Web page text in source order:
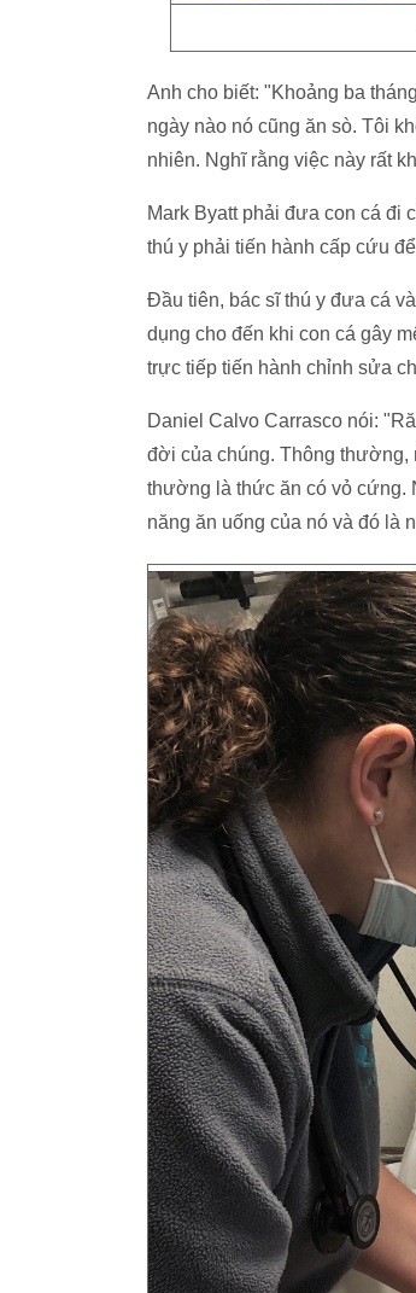
Anh cho biết: "Khoảng ba
ngày nào nó cũng ăn sò. Tôi
nhiên. Nghĩ rằng việc này rất
Mark Byatt phải đưa con cá đi
thú y phải tiến hành cấp cứu
Đầu tiên, bác sĩ thú y đưa cá
dụng cho đến khi con cá gây
trực tiếp tiến hành chỉnh sửa
Daniel Calvo Carrasco nói:
đời của chúng. Thông thường,
thường là thức ăn có vỏ cứng.
năng ăn uống của nó và đó là